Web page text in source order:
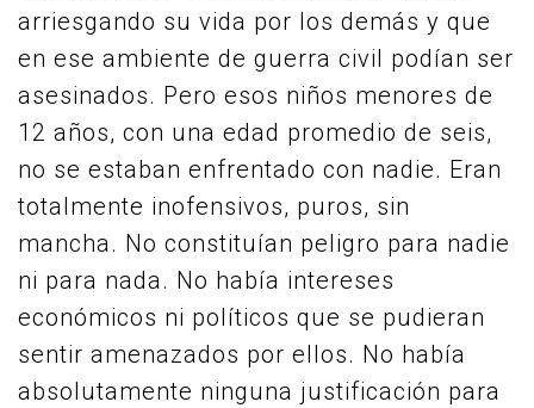
arriesgando su vida por los demás y que
en ese ambiente de guerra civil podían ser
asesinados. Pero esos niños menores de
12 años, con una edad promedio de seis,
no se estaban enfrentado con nadie. Eran
totalmente inofensivos, puros, sin
mancha. No constituían peligro para nadie
ni para nada. No había intereses
económicos ni políticos que se pudieran
sentir amenazados por ellos. No había
absolutamente ninguna justificación para